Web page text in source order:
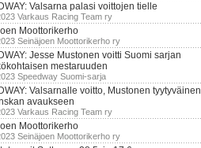
Valsarna palasi voittojen tielle
Varkaus Racing Team ry
Moottorikerho
Seinäjoen Moottorikerho ry
Jesse Mustonen voitti Suomi sarjan
mestaruuden
Speedway Suomi-sarja
Valsarnalle voitto, Mustonen tyytyväinen
avaukseen
Varkaus Racing Team ry
Moottorikerho
Seinäjoen Moottorikerho ry